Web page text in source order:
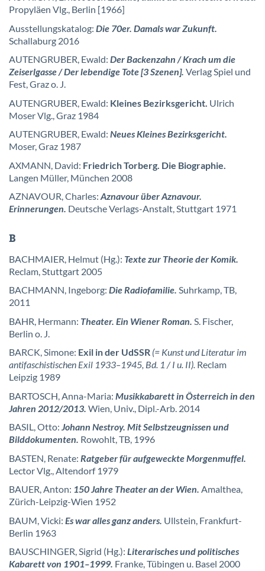
Propyläen Vlg., Berlin [1966]
Ausstellungskatalog: Die 70er. Damals war Zukunft.
Schallaburg 2016
AUTENGRUBER, Ewald: Der Backenzahn / Krach um die
Zeiserlgasse / Der lebendige Tote [3 Szenen]. Verlag Spiel und
Fest, Graz o. J.
AUTENGRUBER, Ewald: Kleines Bezirksgericht. Ulrich
Moser Vlg., Graz 1984
AUTENGRUBER, Ewald: Neues Kleines Bezirksgericht.
Moser, Graz 1987
AXMANN, David: Friedrich Torberg. Die Biographie.
Langen Müller, München 2008
AZNAVOUR, Charles:Aznavour über Aznavour.
Erinnerungen. Deutsche Verlags-Anstalt, Stuttgart 1971
B
BACHMAIER, Helmut (Hg.): Texte zur Theorie der Komik.
Reclam, Stuttgart 2005
BACHMANN, Ingeborg: Die Radiofamilie. Suhrkamp, TB,
2011
BAHR, Hermann: Theater. Ein Wiener Roman. S. Fischer,
Berlin o. J.
BARCK, Simone: Exil in der UdSSR (= Kunst und Literatur im
antifaschistischen Exil 1933–1945, Bd. 1 / I u. II). Reclam
Leipzig 1989
BARTOSCH, Anna-Maria: Musikkabarett in Österreich in den
Jahren 2012/2013. Wien, Univ., Dipl.-Arb. 2014
BASIL, Otto:Johann Nestroy. Mit Selbstzeugnissen und
Bilddokumenten. Rowohlt, TB, 1996
BASTEN, Renate: Ratgeber für aufgeweckte Morgenmuffel.
Lector Vlg., Altendorf 1979
BAUER, Anton: 150 Jahre Theater an der Wien. Amalthea,
Zürich-Leipzig-Wien 1952
BAUM, Vicki: Es war alles ganz anders. Ullstein, Frankfurt-
Berlin 1963
BAUSCHINGER, Sigrid (Hg.): Literarisches und politisches
Kabarett von 1901–1999. Franke, Tübingen u. Basel 2000